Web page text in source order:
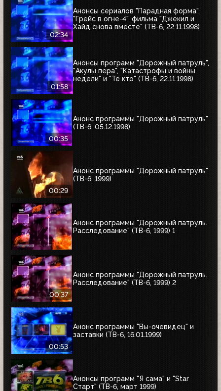
02:34
Анонсы сериалов "Парадная форма",
"Грейс в огне-4", фильма "Джекил и
Хайд снова вместе" (ТВ-6, 22.11.1998)
01:58
Анонсы программ "Дорожный патруль",
"Акулы пера", "Катастрофы и войны
недели" и "Те кто" (ТВ-6, 22.11.1998)
00:35
Анонс программы "Дорожный патруль"
(ТВ-6, 05.12.1998)
00:29
Анонс программы "Дорожный патруль"
(ТВ-6, 1999)
Анонс программы "Дорожный патруль.
Расследование" (ТВ-6, 1999) 1
00:37
Анонс программы "Дорожный патруль.
Расследование" (ТВ-6, 1999) 2
00:53
Анонс программы "Вы-очевидец" и
заставки (ТВ-6, 16.01.1999)
Анонсы программ "Я сама" и "Star
Старт" (ТВ-6, март 1999)